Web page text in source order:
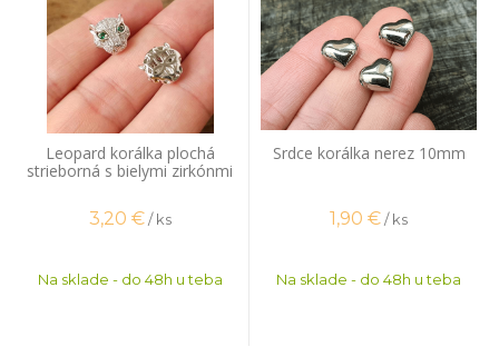
Leopard korálka plochá
strieborná s bielymi zirkónmi
3,20 € / ks
Na sklade - do 48h u teba
Srdce korálka nerez 10mm
1,90 €/ ks
Na sklade - do 48h u teba